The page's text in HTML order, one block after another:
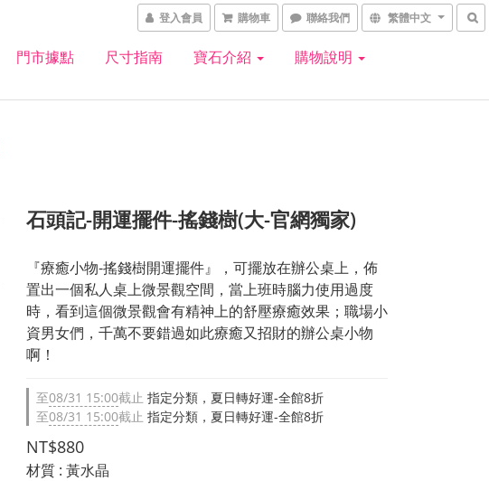
登入會員 購物車 聯絡我們 繁體中文
門市據點 尺寸指南 寶石介紹 購物說明
石頭記-開運擺件-搖錢樹(大-官網獨家)
『療癒小物-搖錢樹開運擺件』，可擺放在辦公桌上，佈
置出一個私人桌上微景觀空間，當上班時腦力使用過度
時，看到這個微景觀會有精神上的舒壓療癒效果；職場小
資男女們，千萬不要錯過如此療癒又招財的辦公桌小物
啊！
至08/31 15:00截止 指定分類，夏日轉好運-全館8折
至08/31 15:00截止 指定分類，夏日轉好運-全館8折
NT$880
材質 : 黃水晶